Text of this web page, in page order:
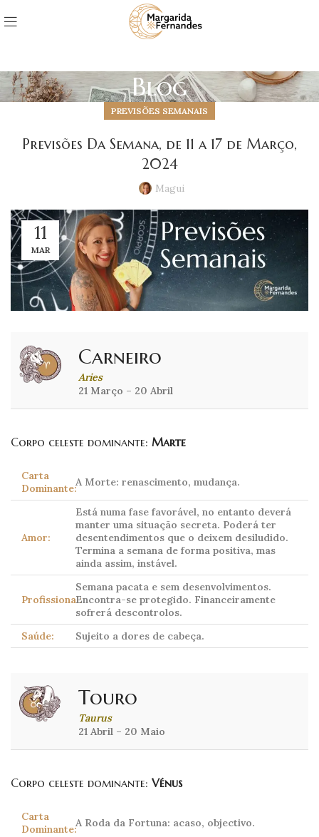
Blog
PREVISÕES SEMANAIS
Previsões Da Semana, de 11 a 17 de Março,
2024
Magui
11
MAR
Carneiro
Aries
21 Março – 20 Abril
Corpo celeste dominante: Marte
Carta
Dominante:A Morte: renascimento, mudança.
Amor:
Está numa fase favorável, no entanto deverá
manter uma situação secreta. Poderá ter
desentendimentos que o deixem desiludido.
Termina a semana de forma positiva, mas
ainda assim, instável.
Profissional:
Semana pacata e sem desenvolvimentos.
Encontra-se protegido. Financeiramente
sofrerá descontrolos.
Saúde:
Sujeito a dores de cabeça.
Touro
Taurus
21 Abril – 20 Maio
Corpo celeste dominante: Vénus
Carta
Dominante:A Roda da Fortuna: acaso, objectivo.